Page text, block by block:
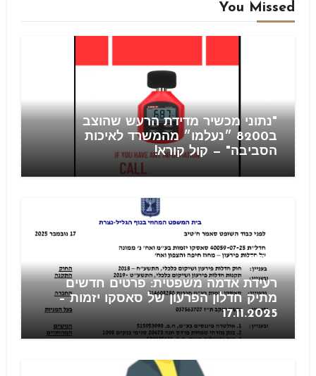
You Missed
"נתוני מכשיר מדידת הרעש שהוצב
ב8200 ״נעלמו״ מהמשרד לאיכות
הסביבה" — קול קורא!
חוזים
רעידת אדמה משפטית: פרטים חדשים
מתיק חדלון הפרעון של סאסקו יזמות –
17.11.2025